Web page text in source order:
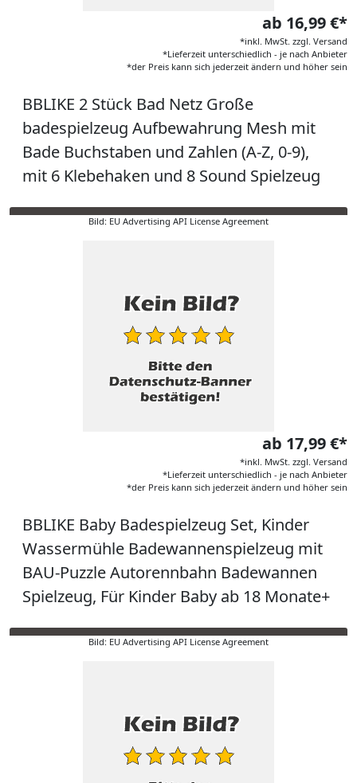
ab 16,99 €*
*inkl. MwSt. zzgl. Versand
*Lieferzeit unterschiedlich - je nach Anbieter
*der Preis kann sich jederzeit ändern und höher sein
BBLIKE 2 Stück Bad Netz Große
badespielzeug Aufbewahrung Mesh mit
Bade Buchstaben und Zahlen (A-Z, 0-9),
mit 6 Klebehaken und 8 Sound Spielzeug
Bild: EU Advertising API License Agreement
ab 17,99 €*
*inkl. MwSt. zzgl. Versand
*Lieferzeit unterschiedlich - je nach Anbieter
*der Preis kann sich jederzeit ändern und höher sein
BBLIKE Baby Badespielzeug Set, Kinder
Wassermühle Badewannenspielzeug mit
BAU-Puzzle Autorennbahn Badewannen
Spielzeug, Für Kinder Baby ab 18 Monate+
Bild: EU Advertising API License Agreement